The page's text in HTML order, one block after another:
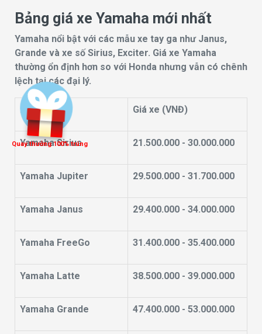
Bảng giá xe Yamaha mới nhất
Yamaha nổi bật với các mẫu xe tay ga như Janus,
Grande và xe số Sirius, Exciter. Giá xe Yamaha
thường ổn định hơn so với Honda nhưng vẫn có chênh
lệch tại các đại lý.
Mẫu xe Giá xe (VNĐ)
Yamaha Sirius 21.500.000 - 30.000.000
Yamaha Jupiter 29.500.000 - 31.700.000
Yamaha Janus 29.400.000 - 34.000.000
Yamaha FreeGo 31.400.000 - 35.400.000
Yamaha Latte 38.500.000 - 39.000.000
Yamaha Grande 47.400.000 - 53.000.000
Quay thưởng 100% trúng